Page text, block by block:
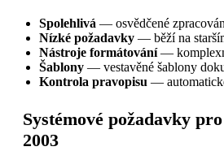
Spolehlivá — osvědčené
Nízké požadavky — běží na
Nástroje formátování—
Šablony — vestavěné šablony
Kontrola pravopisu —
Systémové požadavky
2003